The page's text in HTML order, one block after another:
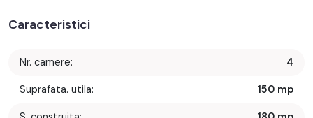
Caracteristici
Nr. camere: 4
Suprafata. utila: 150 mp